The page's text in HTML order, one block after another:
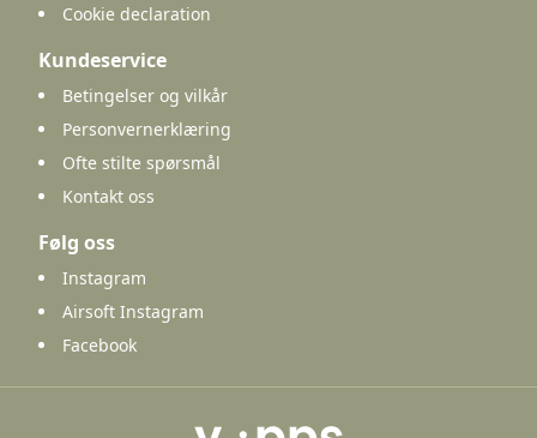
Cookie declaration
Kundeservice
Betingelser og vilkår
Personvernerklæring
Ofte stilte spørsmål
Kontakt oss
Følg oss
Instagram
Airsoft Instagram
Facebook